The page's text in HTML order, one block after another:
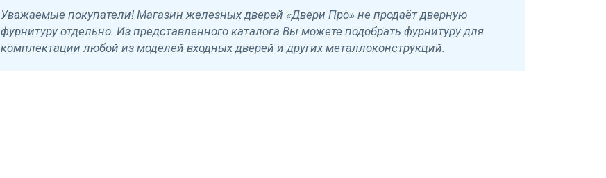
Уважаемые покупатели! Магазин железных дверей «Двери Про» не продаёт дверную
фурнитуру отдельно. Из представленного каталога Вы можете подобрать фурнитуру для
комплектации любой из моделей входных дверей и других металлоконструкций.